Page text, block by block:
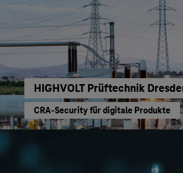
HIGHVOLT Prüftechnik
CRA-Security für digitale Produkte